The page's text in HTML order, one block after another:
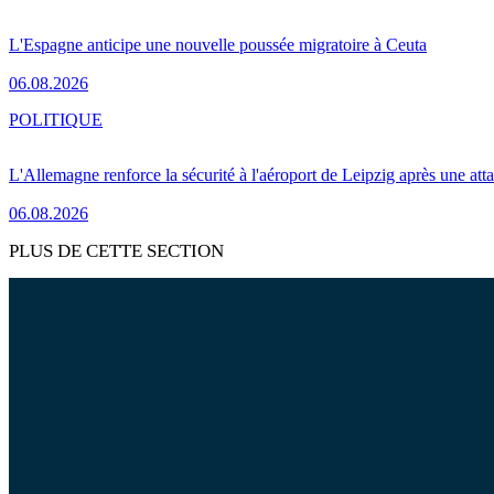
L'Espagne anticipe une nouvelle poussée migratoire à Ceuta
06.08.2026
L'Allemagne renforce la sécurité à l'aéroport de Leipzig après une
06.08.2026
POLITIQUE
PLUS DE CETTE SECTION